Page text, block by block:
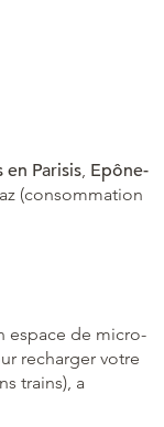
Parisis, Epône-
(consommation
espace de micro-
recharger votre
trains), a